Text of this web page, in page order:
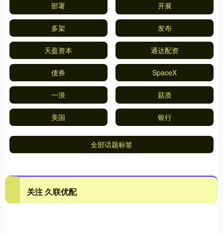
部署 开展
多架 发布
天盈资本 通达配资
债券 SpaceX
一浪 菇质
美国 银行
全部话题标签
关注 久联优配